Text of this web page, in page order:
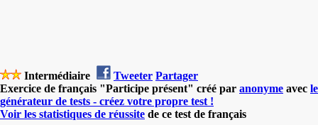
Intermédiaire Tweeter Partager
Exercice de français "Participe présent" créé par anonyme avec le
générateur de tests - créez votre propre test !
Voir les statistiques de réussite de ce test de français